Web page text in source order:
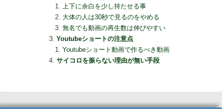
上下に余白を少し持たせる事
大体の人は30秒で見るのをやめる
無名でも動画の再生数は伸びやすい
Youtubeショートの注意点
Youtubeショート動画で作るべき動画
サイコロを振らない理由が無い手段